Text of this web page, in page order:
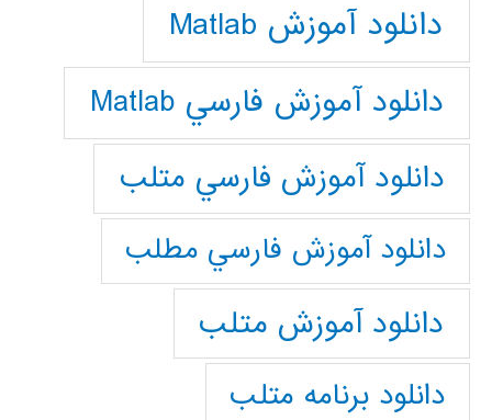
دانلود آموزش Matlab
دانلود آموزش فارسي Matlab
دانلود آموزش فارسي متلب
دانلود آموزش فارسي مطلب
دانلود آموزش متلب
دانلود برنامه متلب